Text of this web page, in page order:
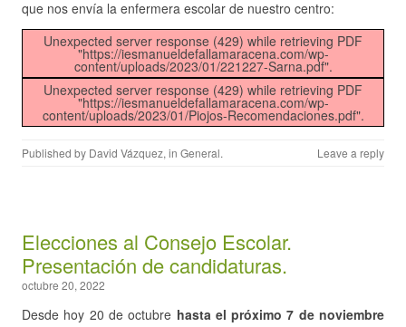
que nos envía la enfermera escolar de nuestro centro:
Unexpected server response (429) while retrieving PDF
"https://iesmanueldefallamaracena.com/wp-
content/uploads/2023/01/221227-Sarna.pdf".
Unexpected server response (429) while retrieving PDF
"https://iesmanueldefallamaracena.com/wp-
content/uploads/2023/01/Piojos-Recomendaciones.pdf".
Published by David Vázquez, in General. Leave a reply
Elecciones al Consejo Escolar.
Presentación de candidaturas.
octubre 20, 2022
Desde hoy 20 de octubre hasta el próximo 7 de noviembre